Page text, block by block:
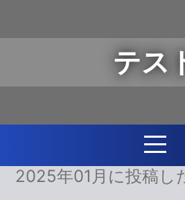
テス
2025年01月に投稿し